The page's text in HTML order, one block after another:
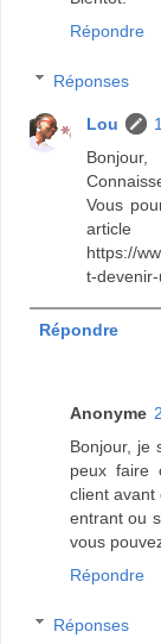
Répondre
Réponses
Lou
Bonjour,
Vous
https://
t-
Répondre
Anonyme
Bonjour, je
peux faire
client avant
entrant ou
vous
Répondre
Réponses